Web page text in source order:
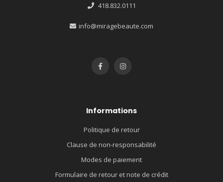
418.832.0111
info@miragebeaute.com
Informations
Politique de retour
Clause de non-responsabilité
Modes de paiement
Formulaire de retour et note de crédit